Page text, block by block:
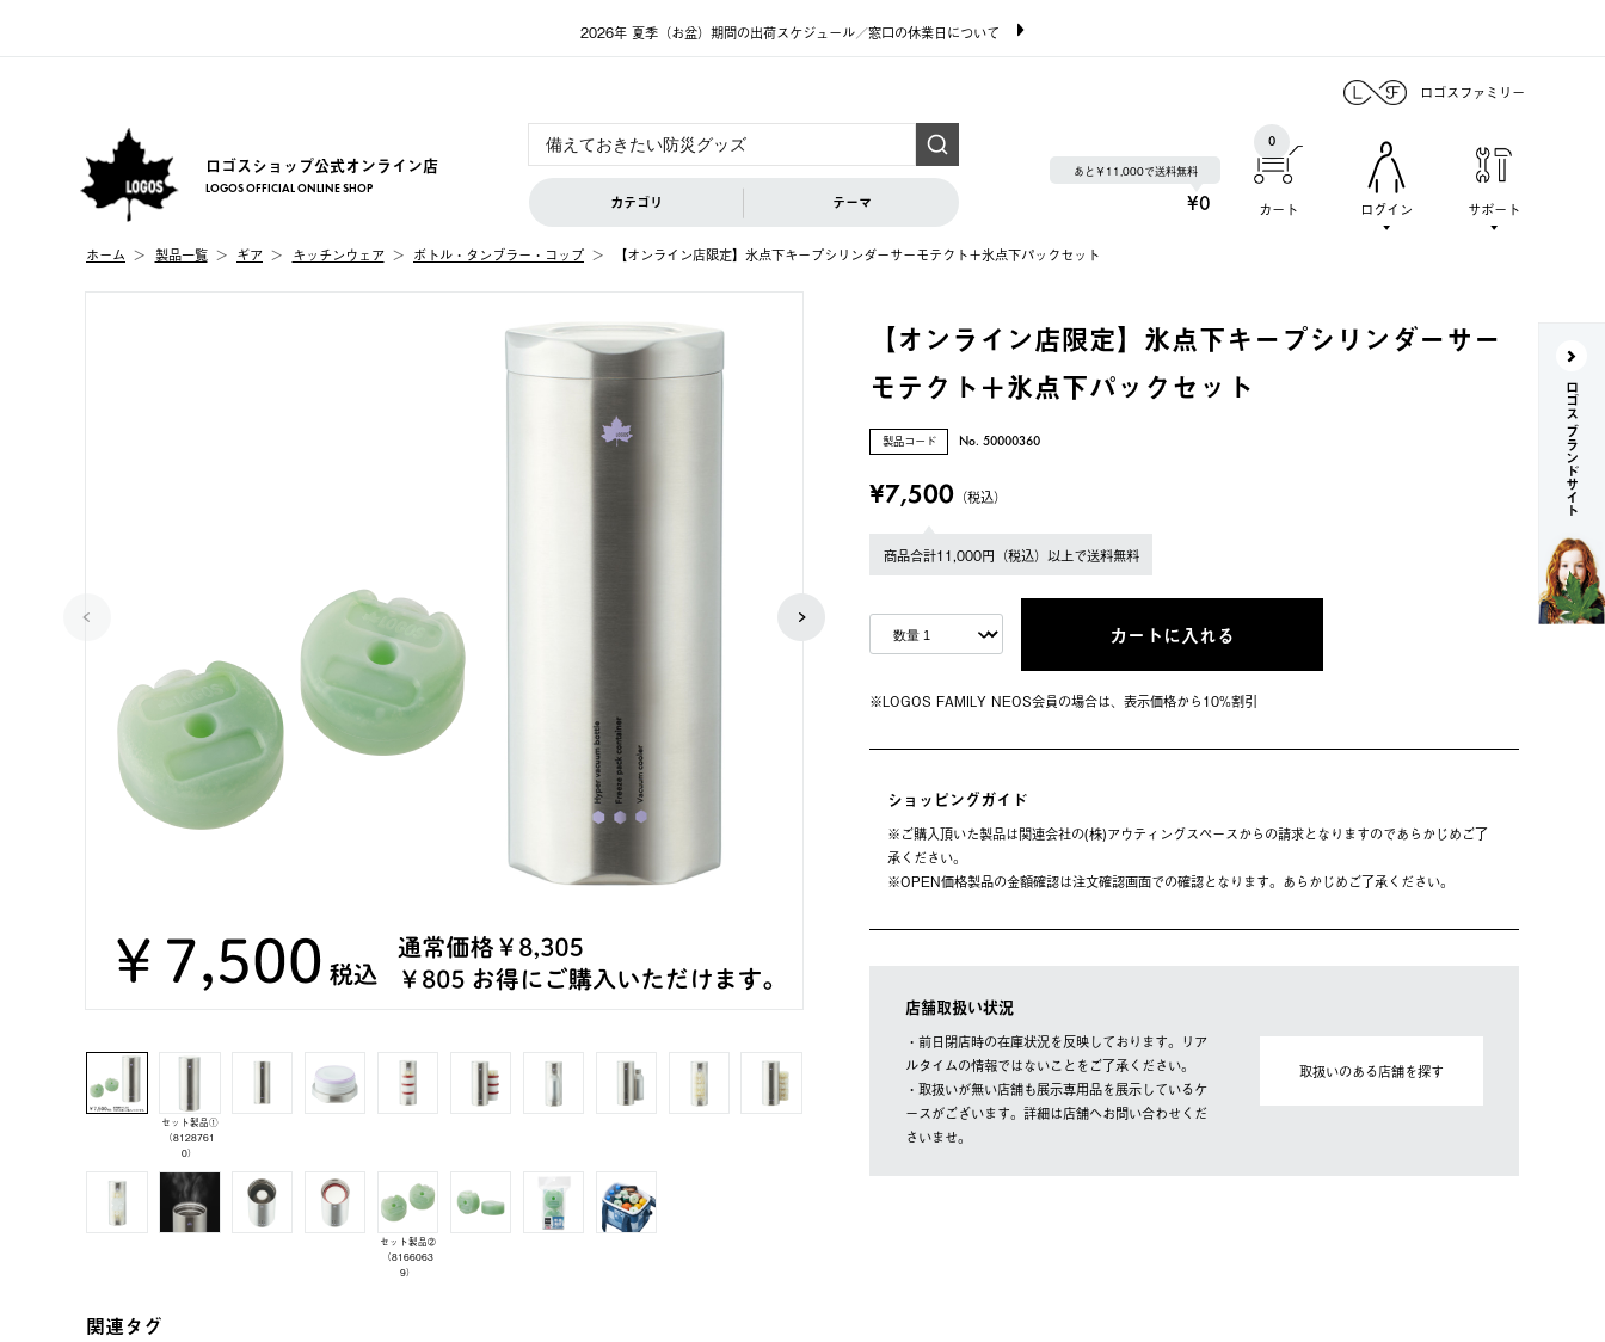
2026年 夏季（お盆）期間の出荷スケジュール／窓口の休業日について
ロゴスファミリー
ロゴスショップ公式オンライン店
LOGOS OFFICIAL ONLINE SHOP
カテゴリ テーマ
あと￥11,000で送料無料
¥0 カート
0
ログイン サポート
ホーム 製品⼀覧 ギア キッチンウェア ボトル・タンブラー・コップ 【オンライン店限定】氷点下キープシリンダーサーモテクト＋氷点下パックセット
セット製品①
（8128761
0）
セット製品➁
（8166063
9）
関連タグ
【オンライン店限定】氷点下キープシリンダーサー
モテクト＋氷点下パックセット
製品コード No. 50000360
¥7,500 （税込）
商品合計11,000円（税込）以上で送料無料
カートに入れる
※LOGOS FAMILY NEOS会員の場合は、表⽰価格から10%割引
ショッピングガイド
※ご購⼊頂いた製品は関連会社の(株)アウティングスペースからの請求となりますのであらかじめご了
承ください。
※OPEN価格製品の⾦額確認は注⽂確認画⾯での確認となります。あらかじめご了承ください。
店舗取扱い状況
・前日閉店時の在庫状況を反映しております。リア
ルタイムの情報ではないことをご了承ください。
・取扱いが無い店舗も展示専用品を展示しているケ
ースがございます。詳細は店舗へお問い合わせくだ
さいませ。
取扱いのある店舗を探す
ロゴス ブランドサイト